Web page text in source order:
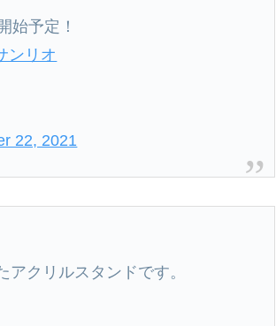
始予定！
ンリオ
22, 2021
クリルスタンドです。